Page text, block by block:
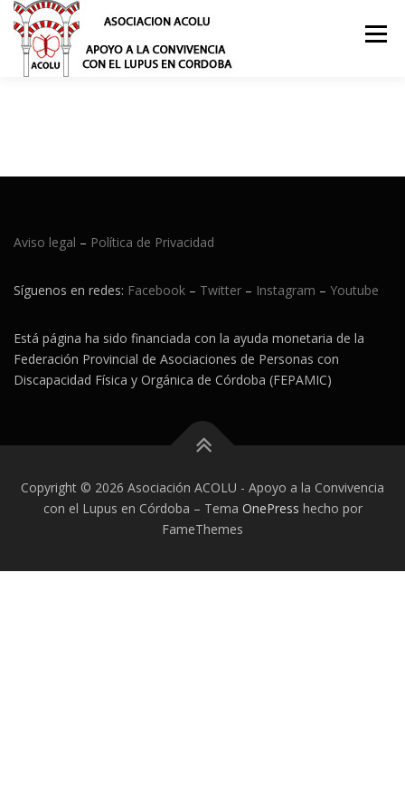
Saltar
contenido
Menú
PUBLICACIONES NOTICIAS ACTIVIDADES
ASOCIATE DONACIONES
Aviso legal – Política de Privacidad
Síguenos en redes: Facebook – Twitter – Instagram – Youtube
Está página ha sido financiada con la ayuda monetaria de la
Federación Provincial de Asociaciones de Personas con
Discapacidad Física y Orgánica de Córdoba (FEPAMIC)
Copyright © 2026 Asociación ACOLU - Apoyo a la Convivencia
con el Lupus en Córdoba – Tema OnePress hecho por
FameThemes